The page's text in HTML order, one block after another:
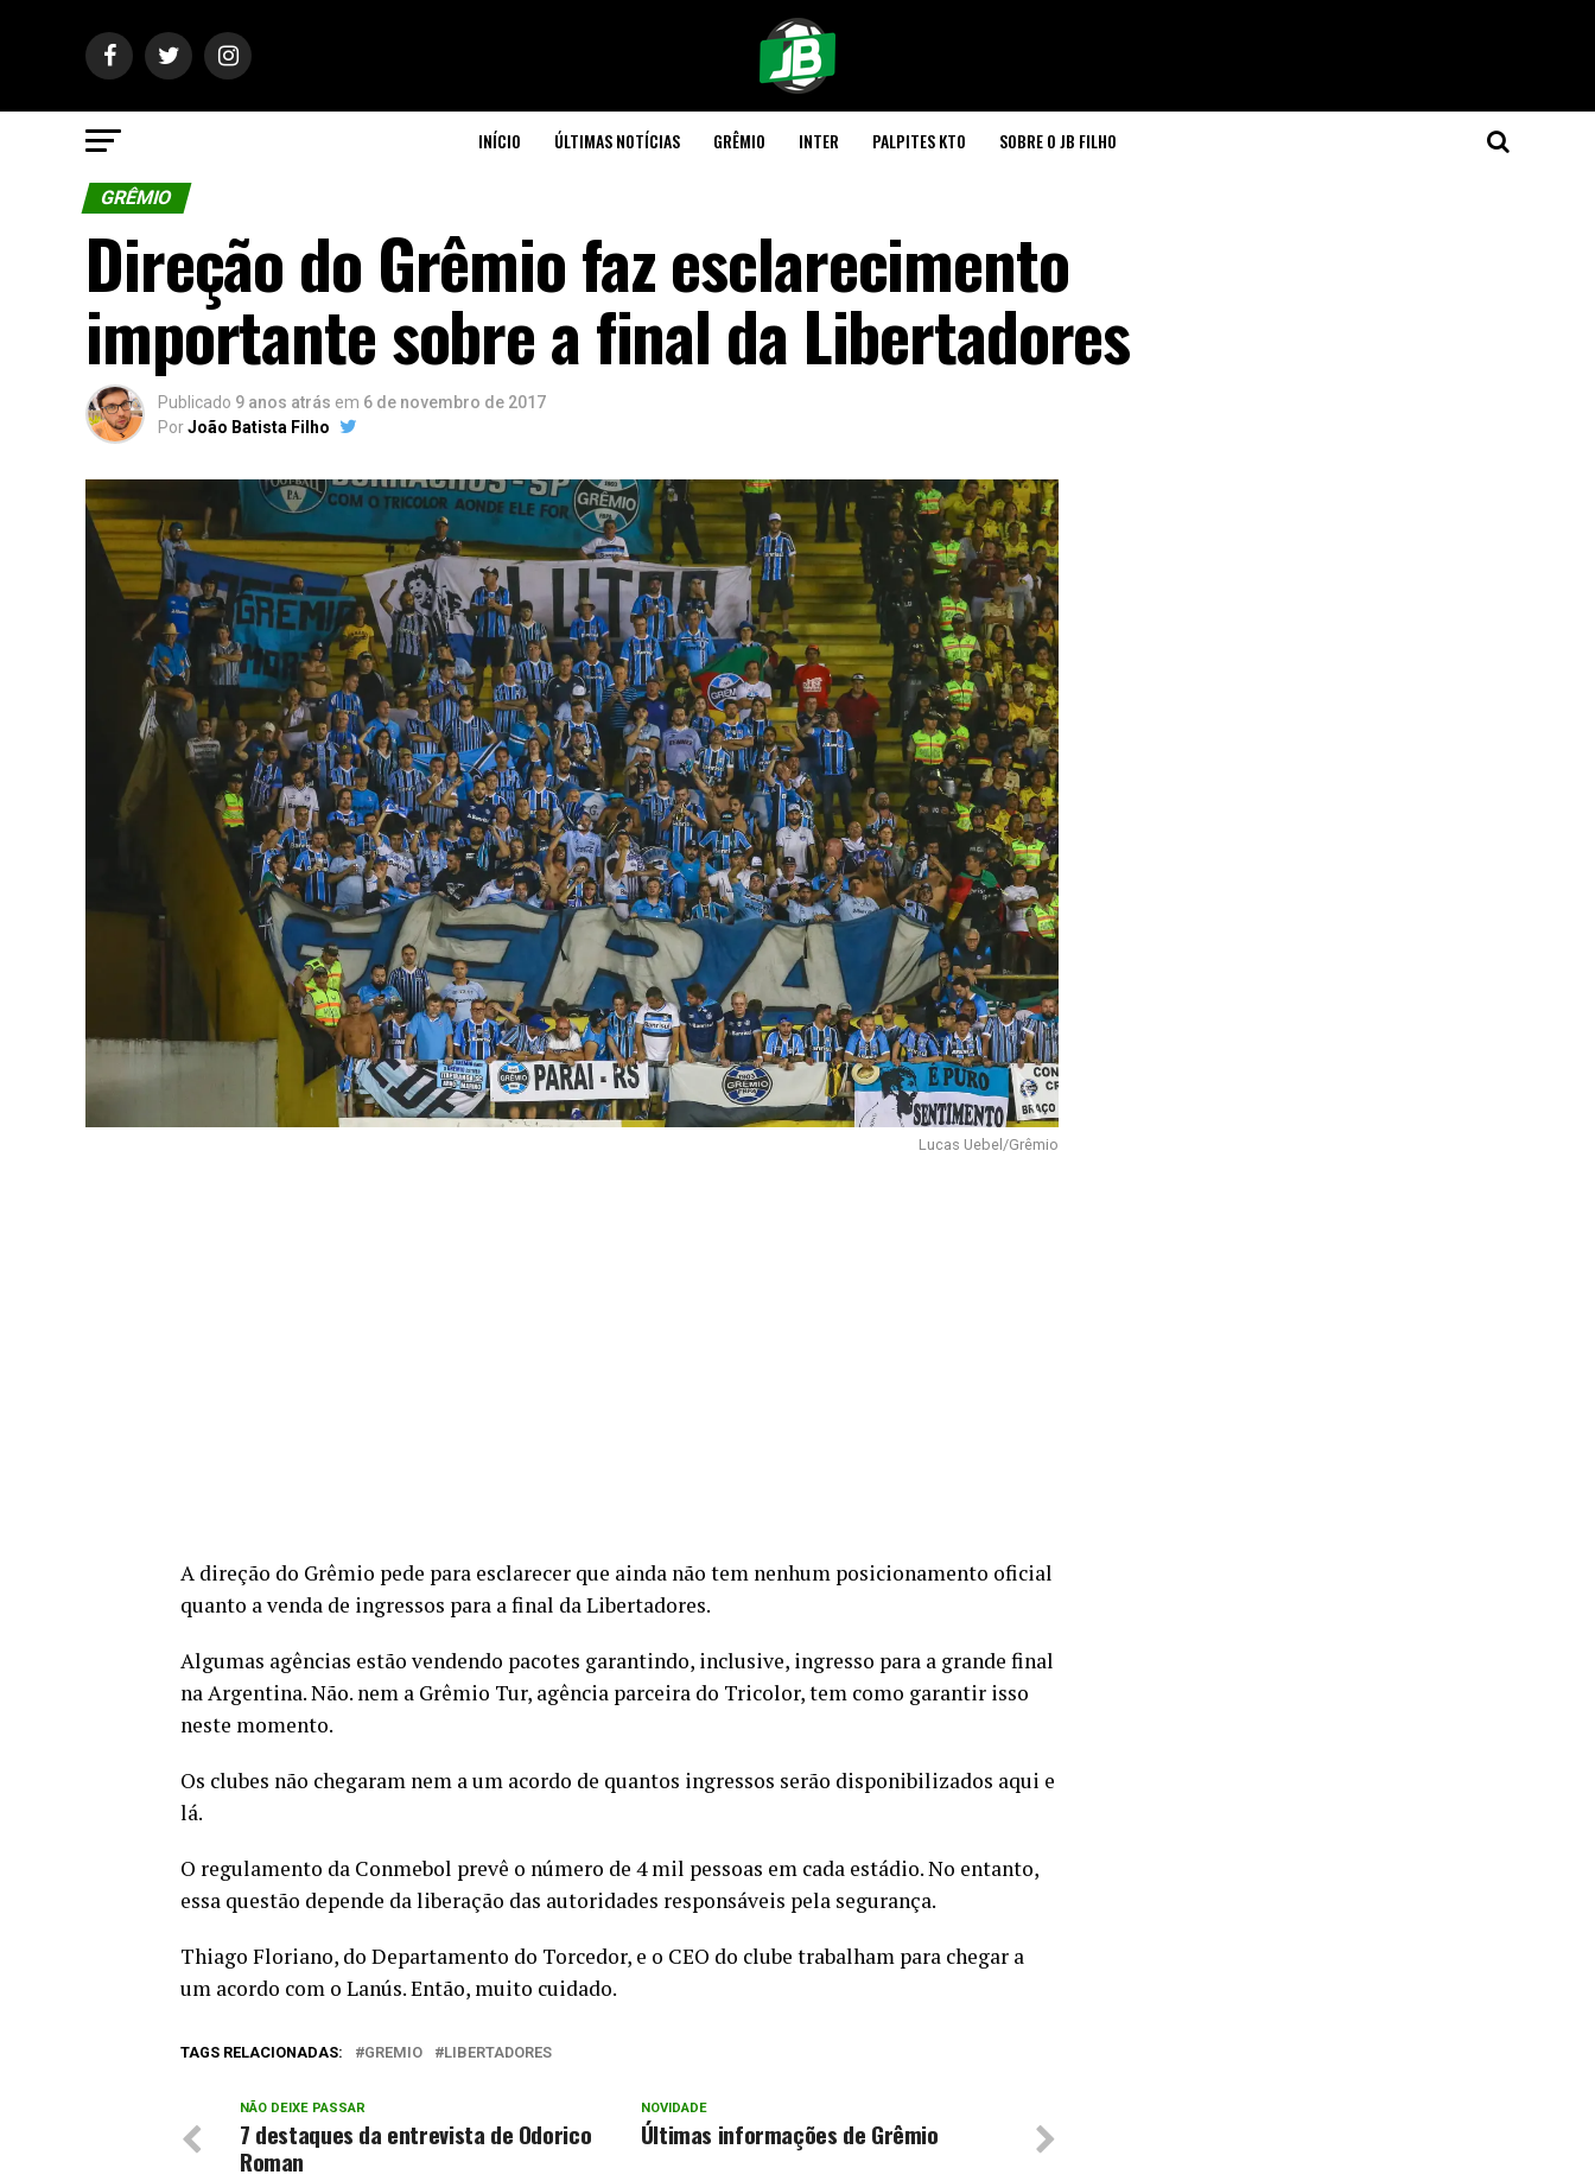
INÍCIO ÚLTIMAS NOTÍCIAS GRÊMIO INTER PALPITES KTO SOBRE O JB FILHO
GRÊMIO
Direção do Grêmio faz esclarecimento
importante sobre a final da Libertadores
Publicado 9 anos atrás em 6 de novembro de 2017
PorJoão Batista Filho
Lucas Uebel/Grêmio
A direção do Grêmio pede para esclarecer que ainda não tem nenhum posicionamento oficial
quanto a venda de ingressos para a final da Libertadores.
Algumas agências estão vendendo pacotes garantindo, inclusive, ingresso para a grande final
na Argentina. Não. nem a Grêmio Tur, agência parceira do Tricolor, tem como garantir isso
neste momento.
Os clubes não chegaram nem a um acordo de quantos ingressos serão disponibilizados aqui e
lá.
O regulamento da Conmebol prevê o número de 4 mil pessoas em cada estádio. No entanto,
essa questão depende da liberação das autoridades responsáveis pela segurança.
Thiago Floriano, do Departamento do Torcedor, e o CEO do clube trabalham para chegar a
um acordo com o Lanús. Então, muito cuidado.
TAGS RELACIONADAS: GREMIO LIBERTADORES
NOVIDADE
Últimas informações de Grêmio
NÃO DEIXE PASSAR
7 destaques da entrevista de Odorico
Roman